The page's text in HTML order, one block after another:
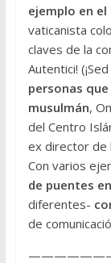
ejemplo en
vaticanista
claves de la
Autentici!
personas
musulmán,
del Centro
ex director de
Con varios
de puentes
diferentes-
de